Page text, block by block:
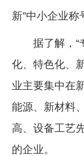
党建工作
企业文化
《资源再生》杂志
行情报价
数字报
新”中小企业称
据了解，“
化、特色化、
业主要集中在
能源、新材料
高、设备工艺
的企业。